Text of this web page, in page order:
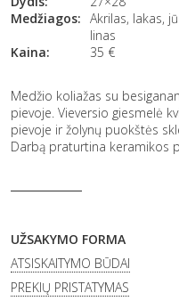
Medžiagos: Akrilas, lakas,
linas
Kaina:
35 €
Medžio koliažas su
pievoje. Vieversio giesmelė
pievoje ir žolynų puokštės
Darbą praturtina keramikos
UŽSAKYMO FORMA
ATSISKAITYMO BŪDAI
PREKIŲ PRISTATYMAS